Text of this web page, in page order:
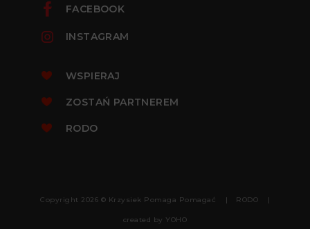
FACEBOOK
INSTAGRAM
WSPIERAJ
ZOSTAŃ PARTNEREM
RODO
Copyright 2026 © Krzysiek Pomaga Pomagać RODO
created by YOHO